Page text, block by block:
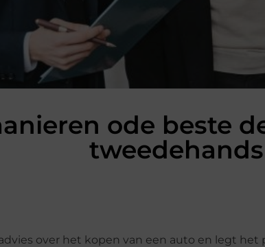
ode beste
over het kopen van een auto en legt het